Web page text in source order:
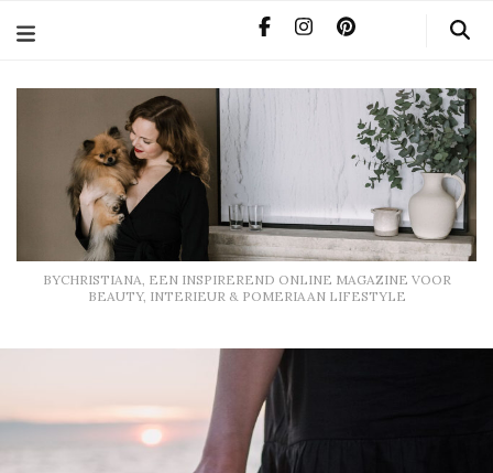
BYCHRISTIANA, EEN INSPIREREND ONLINE MAGAZINE VOOR
BEAUTY, INTERIEUR & POMERIAAN LIFESTYLE